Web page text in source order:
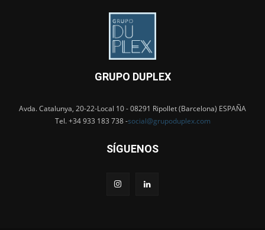
GRUPO DUPLEX
Avda. Catalunya, 20-22-Local 10 - 08291 Ripollet (Barcelona) ESPAÑA
Tel. +34 933 183 738 -social@grupoduplex.com
SÍGUENOS